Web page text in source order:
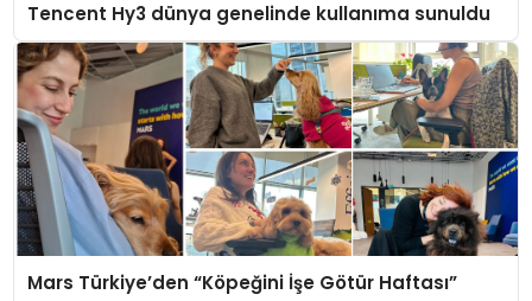
Tencent Hy3 dünya genelinde kullanıma sunuldu
Mars Türkiye’den “Köpeğini İşe Götür Haftası”